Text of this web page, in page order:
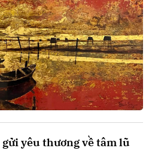
yêu thương về tâm lũ